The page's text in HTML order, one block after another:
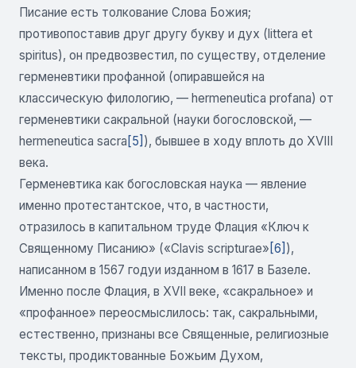
Писание есть толкование Слова Божия;
противопоставив друг другу букву и дух (littera et
spiritus), он предвозвестил, по существу, отделение
герменевтики профанной (опиравшейся на
классическую филологию, — hermeneutica profana) от
герменевтики сакральной (науки богословской, —
hermeneutica sacra [5] ), бывшее в ходу вплоть до XVIII
века.
Герменевтика как богословская наука — явление
именно протестантское, что, в частности,
отразилось в капитальном труде Флация «Ключ к
Священному Писанию» («Clavis scripturae» [6] ),
написанном в 1567 годуи изданном в 1617 в Базеле.
Именно после Флация, в XVII веке, «сакральное» и
«профанное» переосмыслилось: так, сакральными,
естественно, признаны все Священные, религиозные
тексты, продиктованные Божьим Духом,